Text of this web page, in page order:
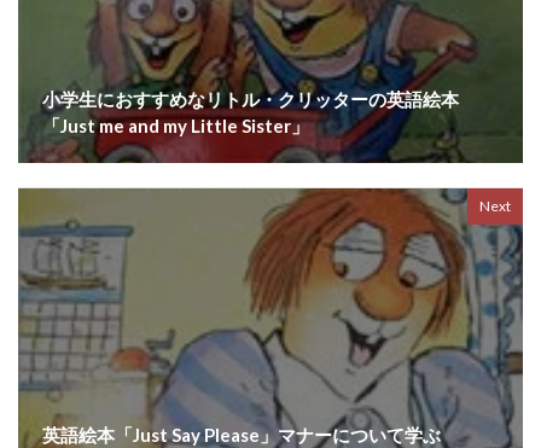
小学生におすすめなリトル・クリッターの英語絵本
「Just me and my Little Sister」
Next
英語絵本「Just Say Please」マナーについて学ぶ